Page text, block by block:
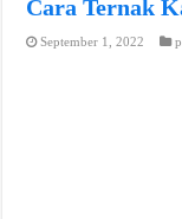
Cara Ternak
September 1, 2022